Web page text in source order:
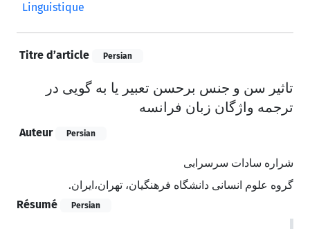
Linguistique
Titre d’article Persian
تاثیر سن و جنس برحسن تعبیر یا به گویی در
ترجمه واژگان زبان فرانسه
Auteur Persian
شراره سادات سرسرابی
گروه علوم انسانی دانشگاه فرهنگیان، تهران،‌ایران.
Résumé
Persian